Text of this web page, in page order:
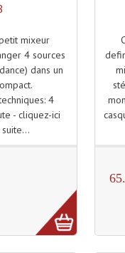
mixeur
4 sources
dans un
4
- cliquez-ici